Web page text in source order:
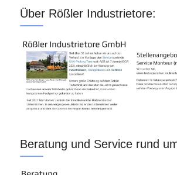
Über Rößler Industrietore:
Beratung und Service rund